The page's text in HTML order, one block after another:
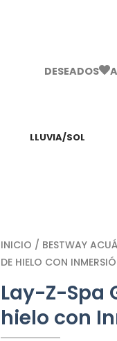
DESEADOS
LLUVIA/SOL
INICIO / BESTWAY
DE HIELO CON
Lay-Z-Spa
hielo con